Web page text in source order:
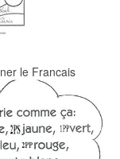
le Francais